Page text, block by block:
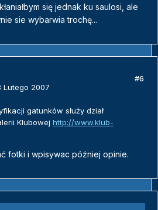
się jednak ku saulosi, ale
sie wybarwia trochę...
Lutego 2007
#6
gatunków służy dział
Klubowej http://www.klub-
fotki i wpisywac później opinie.